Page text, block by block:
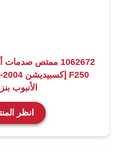
الأنبوب
انظر